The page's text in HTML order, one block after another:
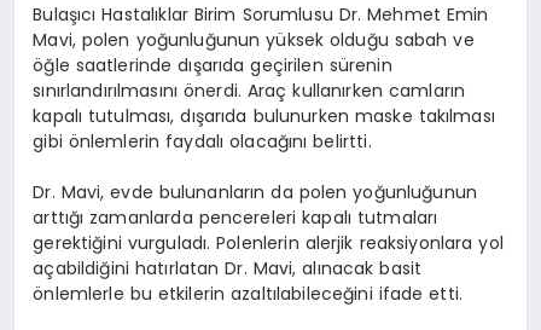
Bulaşıcı Hastalıklar Birim Sorumlusu Dr. Mehmet Emin
Mavi, polen yoğunluğunun yüksek olduğu sabah ve
öğle saatlerinde dışarıda geçirilen sürenin
sınırlandırılmasını önerdi. Araç kullanırken camların
kapalı tutulması, dışarıda bulunurken maske takılması
gibi önlemlerin faydalı olacağını belirtti.
Dr. Mavi, evde bulunanların da polen yoğunluğunun
arttığı zamanlarda pencereleri kapalı tutmaları
gerektiğini vurguladı. Polenlerin alerjik reaksiyonlara yol
açabildiğini hatırlatan Dr. Mavi, alınacak basit
önlemlerle bu etkilerin azaltılabileceğini ifade etti.